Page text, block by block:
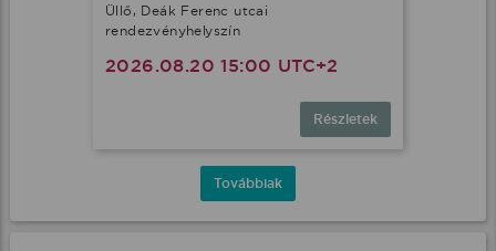
Üllő, Deák Ferenc utcai
rendezvényhelyszín
2026.08.20 15:00 UTC+2
Részletek
Továbbiak